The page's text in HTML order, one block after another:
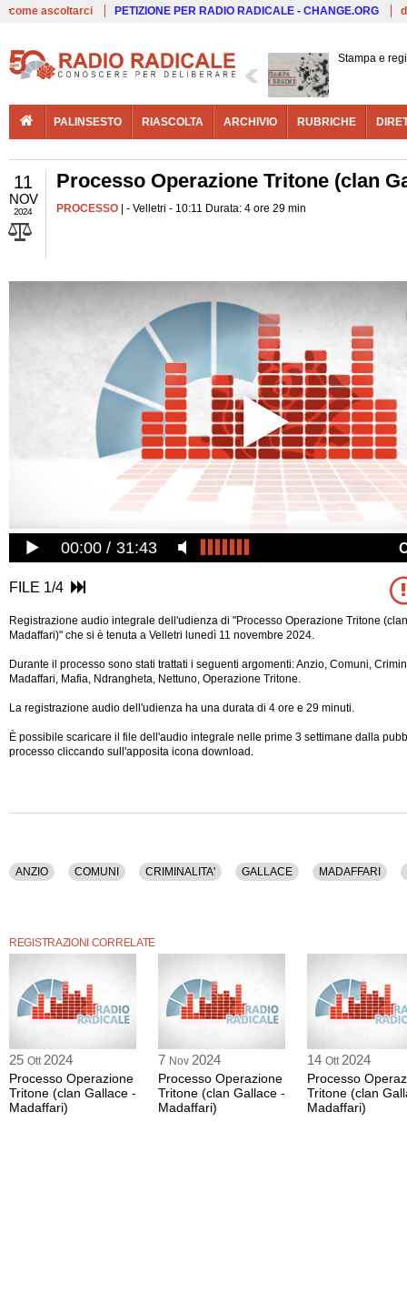
come ascoltarci PETIZIONE PER RADIO RADICALE - CHANGE.ORG
Stampa e
PALINSESTO RIASCOLTA ARCHIVIO RUBRICHE
11
NOV
2024
Processo Operazione Tritone (clan
PROCESSO | - Velletri - 10:11 Durata: 4 ore 29 min
00:00 31:43
FILE 1/4
Registrazione audio integrale dell'udienza di "Processo Operazione Tritone
Madaffari)" che si è tenuta a Velletri lunedì 11 novembre 2024.
Durante il processo sono stati trattati i seguenti argomenti: Anzio, Comuni,
Madaffari, Mafia, Ndrangheta, Nettuno, Operazione Tritone.
La registrazione audio dell'udienza ha una durata di 4 ore e 29 minuti.
È possibile scaricare il file dell'audio integrale nelle prime 3 settimane dalla
processo cliccando sull'apposita icona download.
ANZIO COMUNI CRIMINALITA' GALLACE MADAFFARI
REGISTRAZIONI CORRELATE
25 Ott 2024
Processo Operazione
Tritone (clan Gallace -
Madaffari)
7 Nov 2024
Processo Operazione
Tritone (clan Gallace -
Madaffari)
14 Ott 2024
Processo
Tritone (clan
Madaffari)